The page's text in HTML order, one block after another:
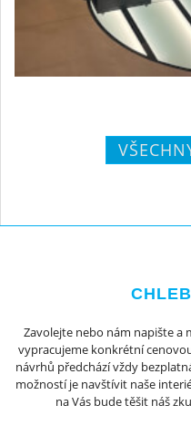
Zavolejte nebo nám napište a
vypracujeme konkrétní
návrhů předchází vždy
možností je navštívit naše
na Vás bude těšit náš